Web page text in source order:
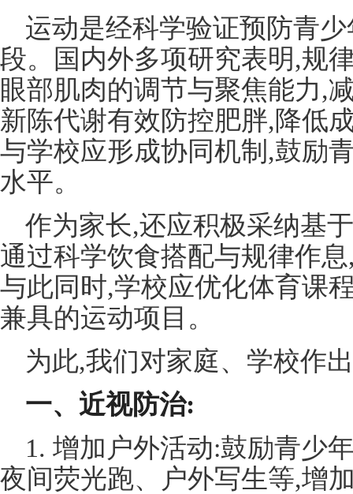
运动是经科学验证预防青
段。国内外多项研究表明,规
眼部肌肉的调节与聚焦能力,
新陈代谢有效防控肥胖,降低
与学校应形成协同机制,鼓励
水平。
作为家长,还应积极采纳基
通过科学饮食搭配与规律作
与此同时,学校应优化体育课
兼具的运动项目。
为此,我们对家庭、学校作
一、近视防治:
1. 增加户外活动:鼓励青少
夜间荧光跑、户外写生等,增